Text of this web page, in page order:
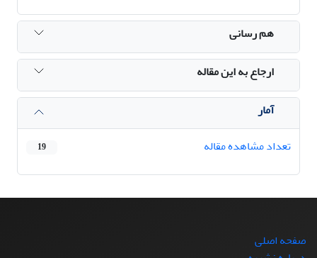
هم رسانی
ارجاع به این مقاله
آمار
تعداد مشاهده مقاله
19
صفحه اصلی